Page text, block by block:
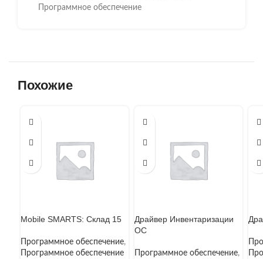
Программное обеспечение
Похожие
Mobile SMARTS: Склад 15
Программное обеспечение,
Программное обеспечение
Драйвер Инвентаризации
ОС
Программное обеспечение,